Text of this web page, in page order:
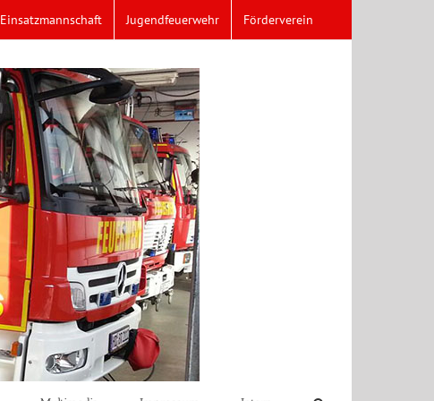
Einsatzmannschaft Jugendfeuerwehr Förderverein